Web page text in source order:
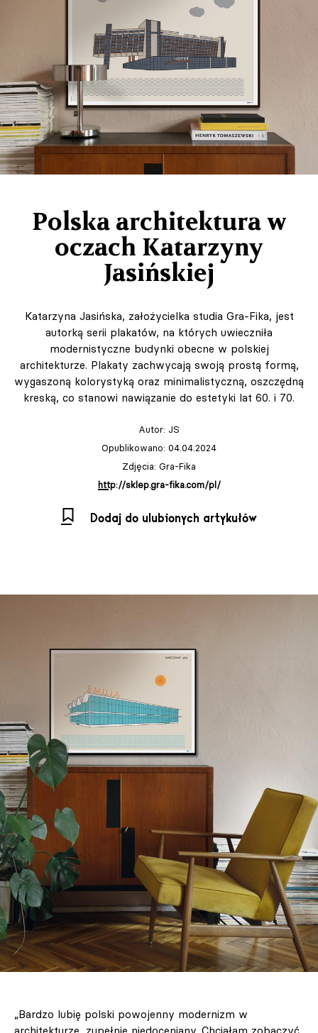
Polska architektura w
oczach Katarzyny
Jasińskiej
Katarzyna Jasińska, założycielka studia Gra-Fika, jest
autorką serii plakatów, na których uwieczniła
modernistyczne budynki obecne w polskiej
architekturze. Plakaty zachwycają swoją prostą formą,
wygaszoną kolorystyką oraz minimalistyczną, oszczędną
kreską, co stanowi nawiązanie do estetyki lat 60. i 70.
Autor: JS
Opublikowano: 04.04.2024
Zdjęcia: Gra-Fika
http://sklep.gra-fika.com/pl/
Dodaj do ulubionych artykułów
„Bardzo lubię polski powojenny modernizm w